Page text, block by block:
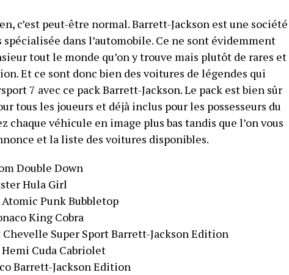
c’est peut-être normal. Barrett-Jackson est une société
spécialisée dans l’automobile. Ce ne sont évidemment
tout le monde qu’on y trouve mais plutôt de rares et
Et ce sont donc bien des voitures de légendes qui
7 avec ce pack Barrett-Jackson. Le pack est bien sûr
tous les joueurs et déjà inclus pour les possesseurs du
chaque véhicule en image plus bas tandis que l’on vous
et la liste des voitures disponibles.
Double Down
Hula Girl
Punk Bubbletop
King Cobra
Chevelle Super Sport Barrett-Jackson Edition
Cuda Cabriolet
Barrett-Jackson Edition